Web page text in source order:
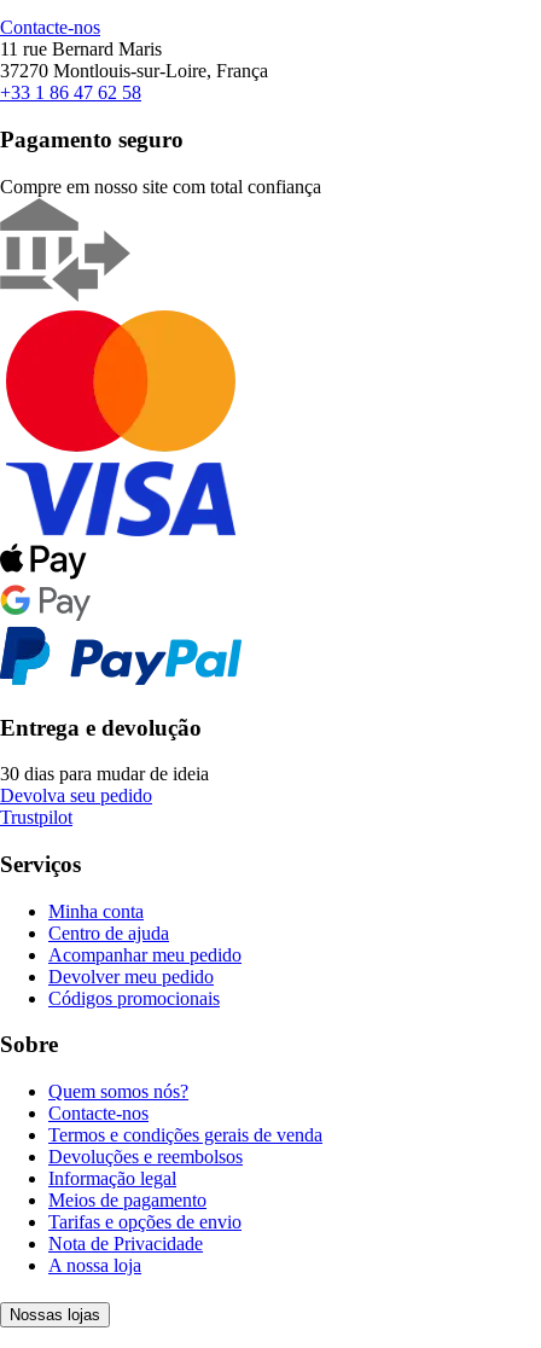
Contacte-nos
11 rue Bernard Maris
37270 Montlouis-sur-Loire, França
+33 1 86 47 62 58
Pagamento seguro
Compre em nosso site com total confiança
Entrega e devolução
30 dias para mudar de ideia
Devolva seu pedido
Trustpilot
Serviços
Minha conta
Centro de ajuda
Acompanhar meu pedido
Devolver meu pedido
Códigos promocionais
Sobre
Quem somos nós?
Contacte-nos
Termos e condições gerais de venda
Devoluções e reembolsos
Informação legal
Meios de pagamento
Tarifas e opções de envio
Nota de Privacidade
A nossa loja
Nossas lojas